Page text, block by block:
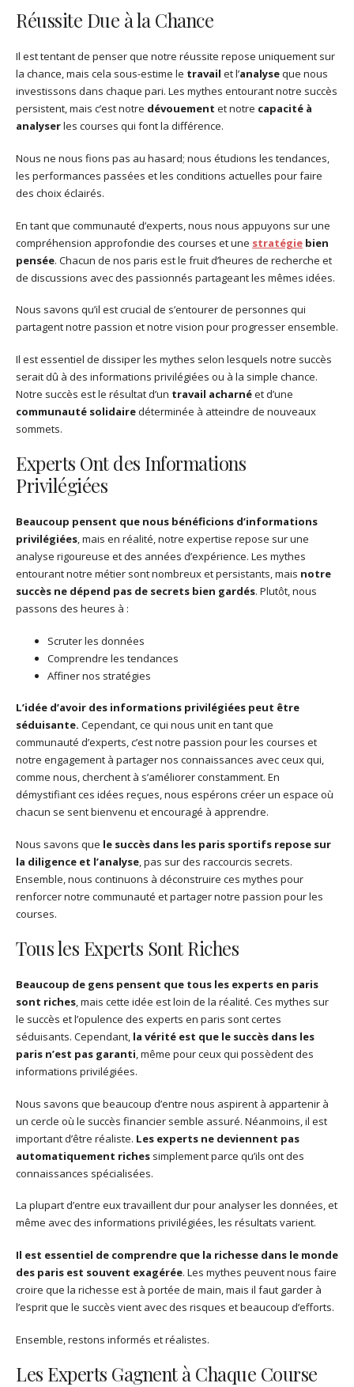
Réussite Due à la Chance
Il est tentant de penser que notre réussite repose uniquement sur
la chance, mais cela sous-estime le travail et l’analyseque nous
investissons dans chaque pari. Les mythes entourant notre succès
persistent, mais c’est notre dévouement et notre capacité à
analyserles courses qui font la différence.
Nous ne nous fions pas au hasard; nous étudions les tendances,
les performances passées et les conditions actuelles pour faire
des choix éclairés.
En tant que communauté d’experts, nous nous appuyons sur une
compréhension approfondie des courses et une stratégie bien
pensée. Chacun de nos paris est le fruit d’heures de recherche et
de discussions avec des passionnés partageant les mêmes idées.
Nous savons qu’il est crucial de s’entourer de personnes qui
partagent notre passion et notre vision pour progresser ensemble.
Il est essentiel de dissiper les mythes selon lesquels notre succès
serait dû à des informations privilégiées ou à la simple chance.
Notre succès est le résultat d’un travail acharnéet d’une
communauté solidairedéterminée à atteindre de nouveaux
sommets.
Experts Ont des Informations
Privilégiées
Beaucoup pensent que nous bénéficions d’informations
privilégiées, mais en réalité, notre expertise repose sur une
analyse rigoureuse et des années d’expérience. Les mythes
entourant notre métier sont nombreux et persistants, mais notre
succès ne dépend pas de secrets bien gardés. Plutôt, nous
passons des heures à :
Scruter les données
Comprendre les tendances
Affiner nos stratégies
L’idée d’avoir des informations privilégiées peut être
séduisante. Cependant, ce qui nous unit en tant que
communauté d’experts, c’est notre passion pour les courses et
notre engagement à partager nos connaissances avec ceux qui,
comme nous, cherchent à s’améliorer constamment. En
démystifiant ces idées reçues, nous espérons créer un espace où
chacun se sent bienvenu et encouragé à apprendre.
Nous savons que le succès dans les paris sportifs repose sur
la diligence et l’analyse, pas sur des raccourcis secrets.
Ensemble, nous continuons à déconstruire ces mythes pour
renforcer notre communauté et partager notre passion pour les
courses.
Tous les Experts Sont Riches
Beaucoup de gens pensent que tous les experts en paris
sont riches, mais cette idée est loin de la réalité. Ces mythes sur
le succès et l’opulence des experts en paris sont certes
séduisants. Cependant, la vérité est que le succès dans les
paris n’est pas garanti, même pour ceux qui possèdent des
informations privilégiées.
Nous savons que beaucoup d’entre nous aspirent à appartenir à
un cercle où le succès financier semble assuré. Néanmoins, il est
important d’être réaliste. Les experts ne deviennent pas
automatiquement riches simplement parce qu’ils ont des
connaissances spécialisées.
La plupart d’entre eux travaillent dur pour analyser les données, et
même avec des informations privilégiées, les résultats varient.
Il est essentiel de comprendre que la richesse dans le monde
des paris est souvent exagérée. Les mythes peuvent nous faire
croire que la richesse est à portée de main, mais il faut garder à
l’esprit que le succès vient avec des risques et beaucoup d’efforts.
Ensemble, restons informés et réalistes.
Les Experts Gagnent à Chaque Course